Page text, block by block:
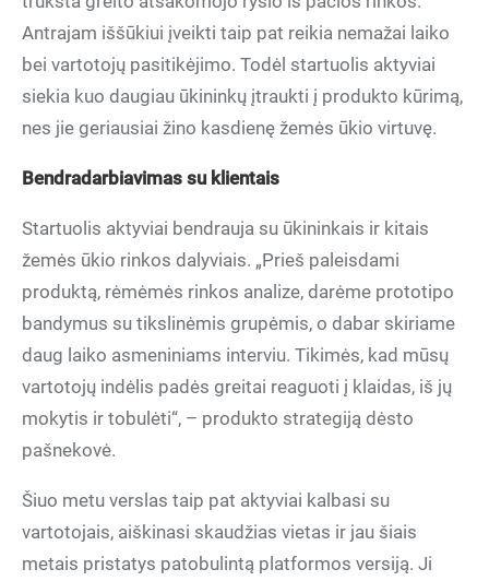
Antrajam iššūkiui įveikti taip pat reikia nemažai laiko
bei vartotojų pasitikėjimo. Todėl startuolis aktyviai
siekia kuo daugiau ūkininkų įtraukti į produkto kūrimą,
nes jie geriausiai žino kasdienę žemės ūkio virtuvę.
Bendradarbiavimas su klientais
Startuolis aktyviai bendrauja su ūkininkais ir kitais
žemės ūkio rinkos dalyviais. „Prieš paleisdami
produktą, rėmėmės rinkos analize, darėme prototipo
bandymus su tikslinėmis grupėmis, o dabar skiriame
daug laiko asmeniniams interviu. Tikimės, kad mūsų
vartotojų indėlis padės greitai reaguoti į klaidas, iš jų
mokytis ir tobulėti“, – produkto strategiją dėsto
pašnekovė.
Šiuo metu verslas taip pat aktyviai kalbasi su
vartotojais, aiškinasi skaudžias vietas ir jau šiais
metais pristatys patobulintą platformos versiją. Ji